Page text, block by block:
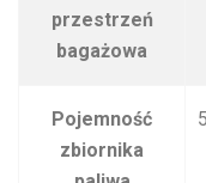
przestrzeń
bagażowa
Pojemność
zbiornika